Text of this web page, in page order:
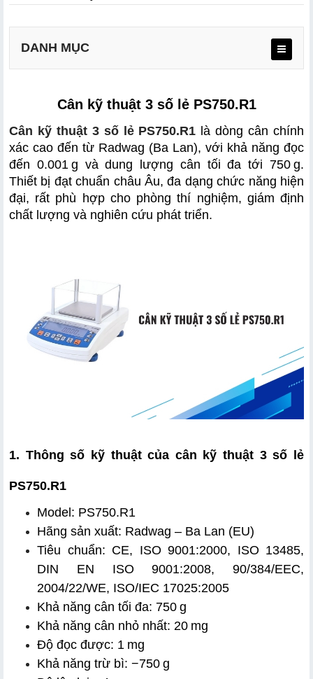
DANH MỤC
a. Thiết kế thon gọn – tiện lợi trong mọi vị trí đặt đặt
b. Tính năng hiện đại – đáp ứng mọi nhu cầu cân chính
xác
Cân kỹ thuật 3 số lẻ PS750.R1
Cân kỹ thuật 3 số lẻ PS750.R1 là dòng cân chính
xác cao đến từ Radwag (Ba Lan), với khả năng đọc
đến 0.001 g và dung lượng cân tối đa tới 750 g.
Thiết bị đạt chuẩn châu Âu, đa dạng chức năng hiện
đại, rất phù hợp cho phòng thí nghiệm, giám định
chất lượng và nghiên cứu phát triển.
1. Thông số kỹ thuật của cân kỹ thuật 3 số lẻ
PS750.R1
Model: PS750.R1
Hãng sản xuất: Radwag – Ba Lan (EU)
Tiêu chuẩn: CE, ISO 9001:2000, ISO 13485,
DIN EN ISO 9001:2008, 90/384/EEC,
2004/22/WE, ISO/IEC 17025:2005
Khả năng cân tối đa: 750 g
Khả năng cân nhỏ nhất: 20 mg
Độ đọc được: 1 mg
Khả năng trừ bì: −750 g